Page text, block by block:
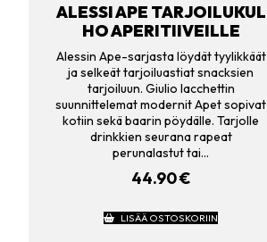
ALESSI APE TARJOILUKUL
HO APERITIIVEILLE
Alessin Ape-sarjasta löydät tyylikkäät
ja selkeät tarjoiluastiat snacksien
tarjoiluun. Giulio Iacchettin
suunnittelemat modernit Apet sopivat
kotiin sekä baarin pöydälle. Tarjolle
drinkkien seurana rapeat
perunalastut tai…
44.90€
LISÄÄ OSTOSKORIIN